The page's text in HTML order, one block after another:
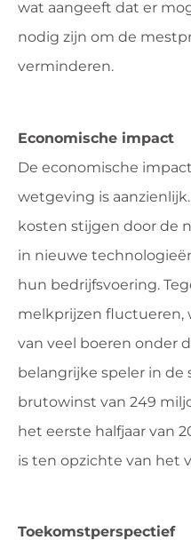
wat aangeeft dat er
nodig zijn om de
verminderen.
Economische impact
De economische
wetgeving is
kosten stijgen door de
in nieuwe
hun bedrijfsvoering.
melkprijzen fluctueren,
van veel boeren onder
belangrijke speler in de
brutowinst van 249
het eerste halfjaar van
is ten opzichte van het
Toekomstperspectief